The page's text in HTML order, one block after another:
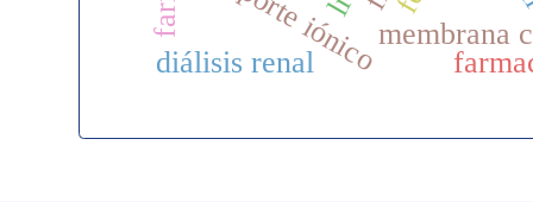
membrana
diálisis renal